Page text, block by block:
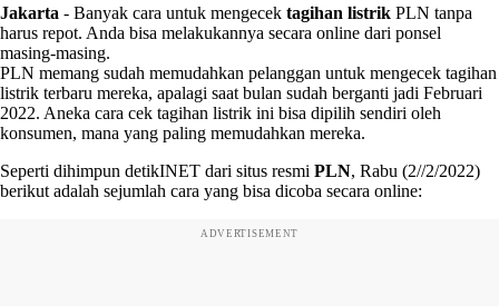
Jakarta - Banyak cara untuk mengecek tagihan listrik PLN tanpa
harus repot. Anda bisa melakukannya secara online dari ponsel
masing-masing.
PLN memang sudah memudahkan pelanggan untuk mengecek tagihan
listrik terbaru mereka, apalagi saat bulan sudah berganti jadi Februari
2022. Aneka cara cek tagihan listrik ini bisa dipilih sendiri oleh
konsumen, mana yang paling memudahkan mereka.
Seperti dihimpun detikINET dari situs resmi PLN, Rabu (2//2/2022)
berikut adalah sejumlah cara yang bisa dicoba secara online:
ADVERTISEMENT